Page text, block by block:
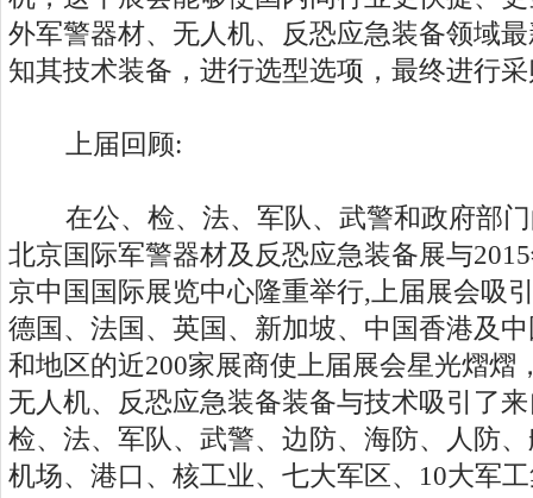
外军警器材、无人机、反恐应急装备领域
知其技术装备，进行选型选项，最终进行
上届回顾:
在公、检、法、军队、武警和政府部门
北京国际军警器材及反恐应急装备展与
京中国国际展览中心隆重举行,上届展会吸
德国、法国、英国、新加坡、中国香港及
和地区的近200家展商使上届展会星光熠熠
无人机、反恐应急装备装备与技术吸引了
检、法、军队、武警、边防、海防、人防
机场、港口、核工业、七大军区、10大军